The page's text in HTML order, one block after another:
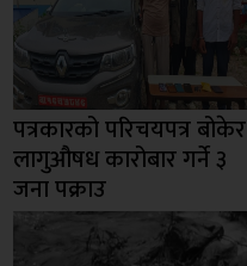
पत्रकारको परिचयपत्र बोकेर
लागुऔषध कारोबार गर्ने ३
जना पक्राउ